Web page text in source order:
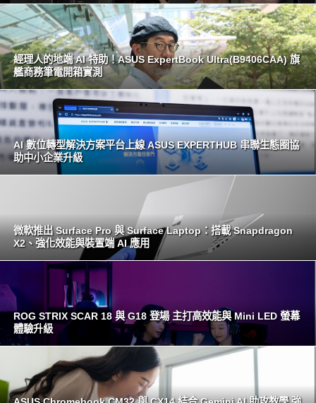
經理人的地端 AI 特助！ASUS ExpertBook Ultra(B9406CAA) 旗
艦商務筆電開箱實測
AI 數位轉型解決方案平台上線 ASUS EXPERTHUB 串聯生態圈協
助中小企業升級
微軟推出 Surface Pro 與 Surface Laptop：搭載 Snapdragon
X2、強化效能與裝置端 AI 應用
ROG STRIX SCAR 18 與 G18 登場 主打高效能與 Mini LED 螢幕
體驗升級